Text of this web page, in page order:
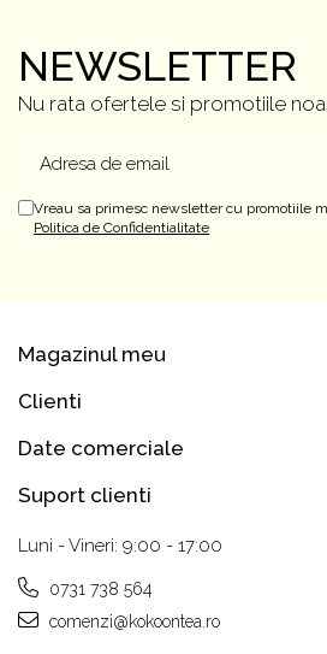
NEWSLETTER
Nu rata ofertele si promotiile
Vreau sa primesc newsletter cu promotiile
Politica de Confidentialitate
Magazinul meu
Clienti
Date comerciale
Suport clienti
Luni - Vineri: 9:00 - 17:00
0731 738 564
comenzi@kokoontea.ro